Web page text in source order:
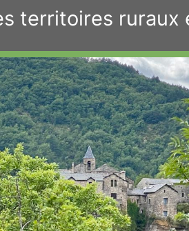
territoires ruraux